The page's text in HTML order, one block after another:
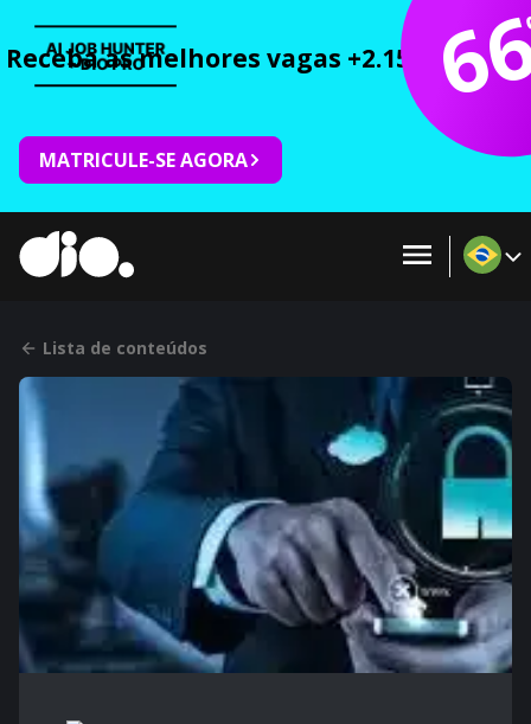
Receba as melhores vagas +2.150 cursos
MATRICULE-SE AGORA
Lista de conteúdos